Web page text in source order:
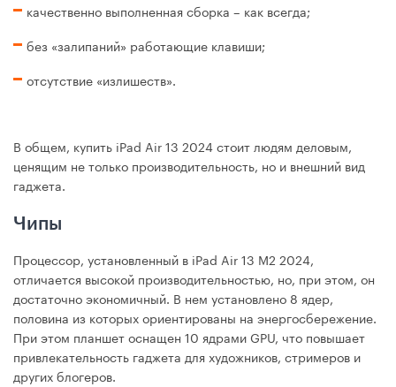
качественно выполненная сборка – как всегда;
без «залипаний» работающие клавиши;
отсутствие «излишеств».
В общем, купить iPad Air 13 2024 стоит людям деловым,
ценящим не только производительность, но и внешний вид
гаджета.
Чипы
Процессор, установленный в iPad Air 13 М2 2024,
отличается высокой производительностью, но, при этом, он
достаточно экономичный. В нем установлено 8 ядер,
половина из которых ориентированы на энергосбережение.
При этом планшет оснащен 10 ядрами GPU, что повышает
привлекательность гаджета для художников, стримеров и
других блогеров.